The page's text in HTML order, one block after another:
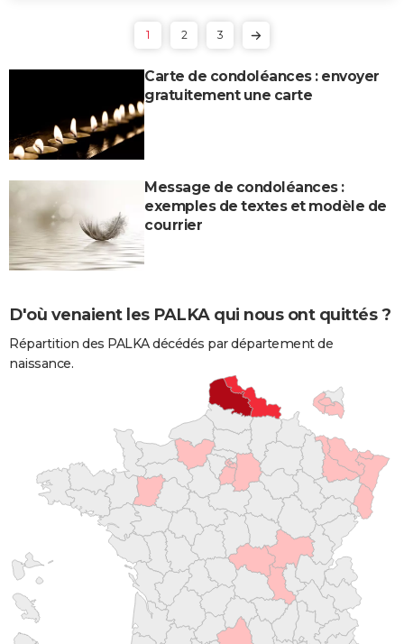
1 2 3
Carte de condoléances : envoyer
gratuitement une carte
Message de condoléances :
exemples de textes et modèle de
courrier
D'où venaient les PALKA qui nous ont quittés ?
Répartition des PALKA décédés par département de
naissance.